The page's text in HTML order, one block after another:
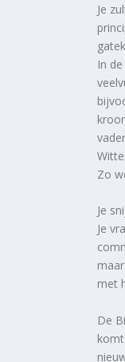
Je
In
Zo
Je
Je
met
De